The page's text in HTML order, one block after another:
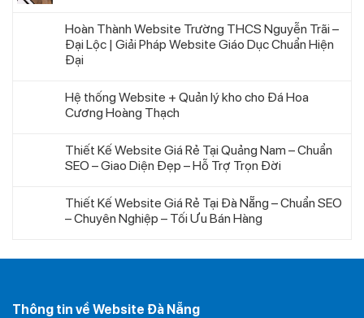
Hoàn Thành Website Trường THCS Nguyễn Trãi –
Đại Lộc | Giải Pháp Website Giáo Dục Chuẩn Hiện
Đại
Hệ thống Website + Quản lý kho cho Đá Hoa
Cương Hoàng Thạch
Thiết Kế Website Giá Rẻ Tại Quảng Nam – Chuẩn
SEO – Giao Diện Đẹp – Hỗ Trợ Trọn Đời
Thiết Kế Website Giá Rẻ Tại Đà Nẵng – Chuẩn SEO
– Chuyên Nghiệp – Tối Ưu Bán Hàng
Thông tin về Website Đà Nẵng